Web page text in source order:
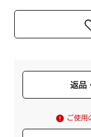
返品
ご使用